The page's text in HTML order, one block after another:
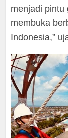
menjadi pintu
membuka
Indonesia,”